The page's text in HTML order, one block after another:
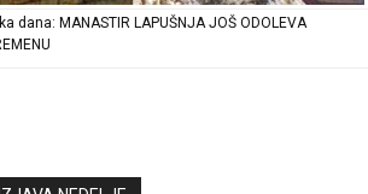
dana: MANASTIR LAPUŠNJA JOŠ ODOLEVA